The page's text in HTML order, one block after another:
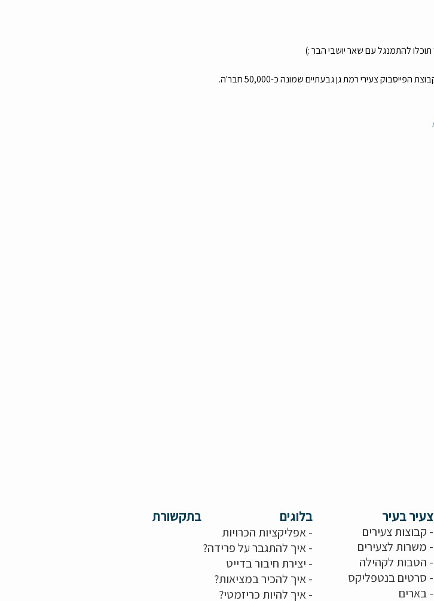
בתקשורת בלוגים
-אפליקציות הכרויות
-איך להתגבר על פרידה?
- יצירת חיבור בדייט
-איך להכיר במציאות?
-איך להיות כריזמטי?
צעיר בעיר
- קבוצות צעירים
- משרות לצעירים
- הטבות לקהילה
- סרטים בנטפליקס
- בארים